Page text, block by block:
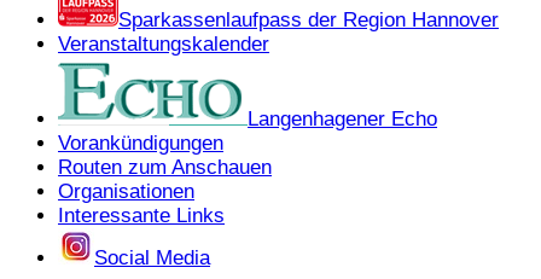
Sparkassenlaufpass der Region Hannover
Veranstaltungskalender
Langenhagener Echo
Vorankündigungen
Routen zum Anschauen
Organisationen
Interessante Links
Social Media